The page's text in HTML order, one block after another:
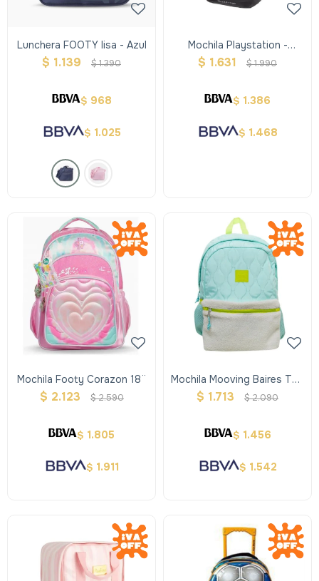
Lunchera FOOTY lisa - Azul
$ 1.139 $1.390
$ 968
$ 1.025
Mochila Playstation -
Cuerina
$ 1.631 $1.990
$ 1.386
$ 1.468
Mochila Footy Corazon 18¨
$ 2.123 $2.590
$ 1.805
$ 1.911
Mochila Mooving Baires Top
De Espalda
$ 1.713 $2.090
$ 1.456
$ 1.542